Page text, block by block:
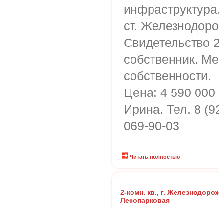
ст.
Свидетельство
собственник.
собственности.
Цена: 4 590 000
Ирина. Тел. 8
069-90-03
Читать полностью
2-комн. кв., г.
Лесопарковая